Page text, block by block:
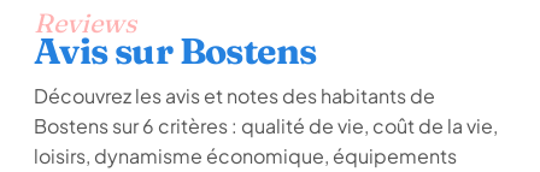
Reviews
Avis sur Bostens
Découvrez les avis et notes des habitants de
Bostens sur 6 critères : qualité de vie, coût de la vie,
loisirs, dynamisme économique, équipements